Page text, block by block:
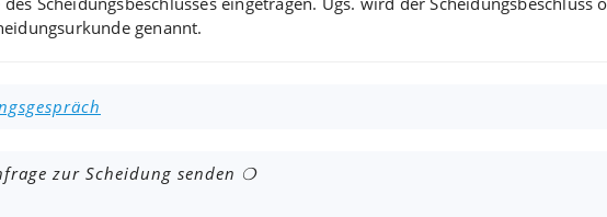
genannt.
zur Scheidung senden ❍